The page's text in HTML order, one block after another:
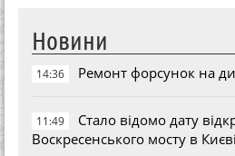
Новини
14:36 Ремонт форсунок на
11:49
Стало відомо дату
Воскресенського мосту в Києві